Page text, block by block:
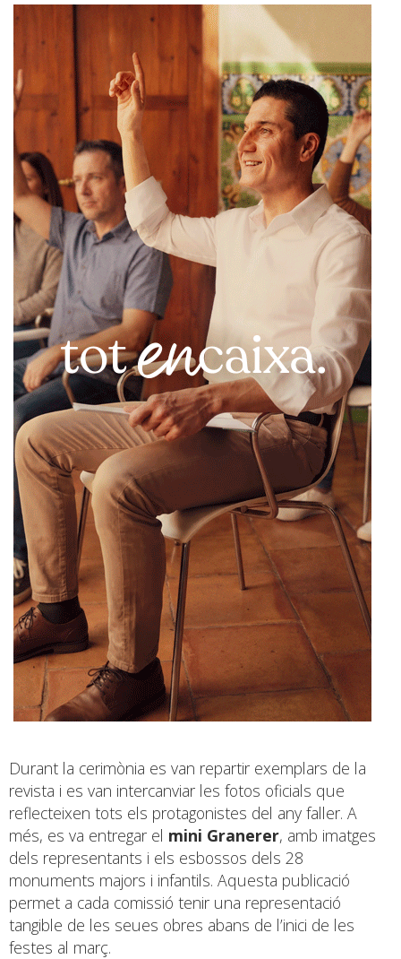
Durant la cerimònia es van repartir exemplars de la
revista i es van intercanviar les fotos oficials que
reflecteixen tots els protagonistes del any faller. A
més, es va entregar el mini Granerer, amb imatges
dels representants i els esbossos dels 28
monuments majors i infantils. Aquesta publicació
permet a cada comissió tenir una representació
tangible de les seues obres abans de l’inici de les
festes al març.